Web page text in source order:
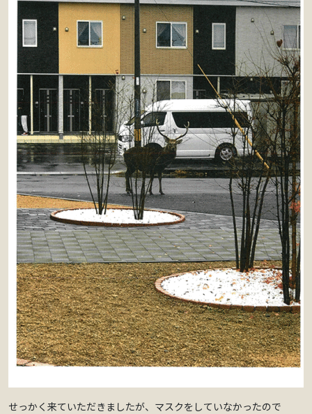
せっかく来ていただきましたが、マスクをしていなかったので